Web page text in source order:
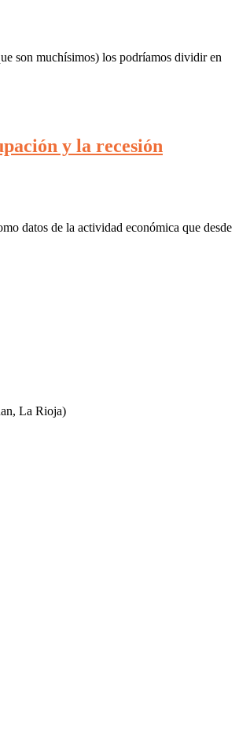
son muchísimos) los podríamos dividir en
y la recesión
datos de la actividad económica que desde
La Rioja)